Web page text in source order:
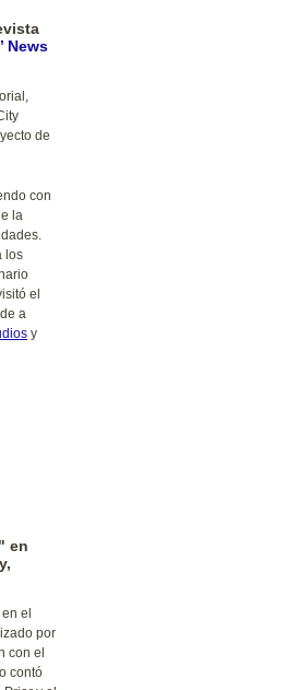
News
de
con
la
los
el
a
y
" en
el
por
con el
contó